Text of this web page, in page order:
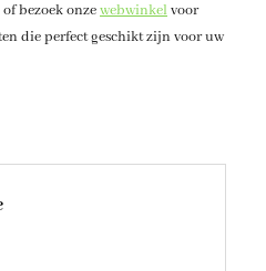
bezoek onzewebwinkelvoor
die perfect geschikt zijn voor uw